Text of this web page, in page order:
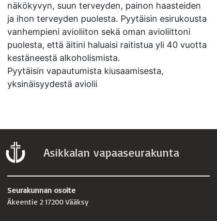
näkökyvyn, suun terveyden, painon haasteiden
ja ihon terveyden puolesta. Pyytäisin esirukousta
vanhempieni avioliiton sekä oman avioliittoni
puolesta, että äitini haluaisi raitistua yli 40 vuotta
kestäneestä alkoholismista.
Pyytäisin vapautumista kiusaamisesta,
yksinäisyydestä aviolii
Asikkalan vapaaseurakunta
Seurakunnan osoite
Äkeentie 2 17200 Vääksy